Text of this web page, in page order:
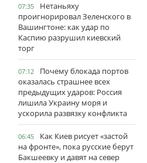
07:35
Нетаньяху
проигнорировал Зеленского в
Вашингтоне: как удар по
Каспию разрушил киевский
торг
07:12
Почему блокада портов
оказалась страшнее всех
предыдущих ударов: Россия
лишила Украину моря и
ускорила развязку конфликта
06:45
Как Киев рисует «застой
на фронте», пока русские берут
Бакшеевку и давят на север